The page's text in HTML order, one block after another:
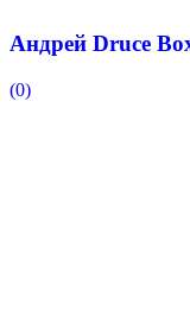
Андрей Druce
(0)